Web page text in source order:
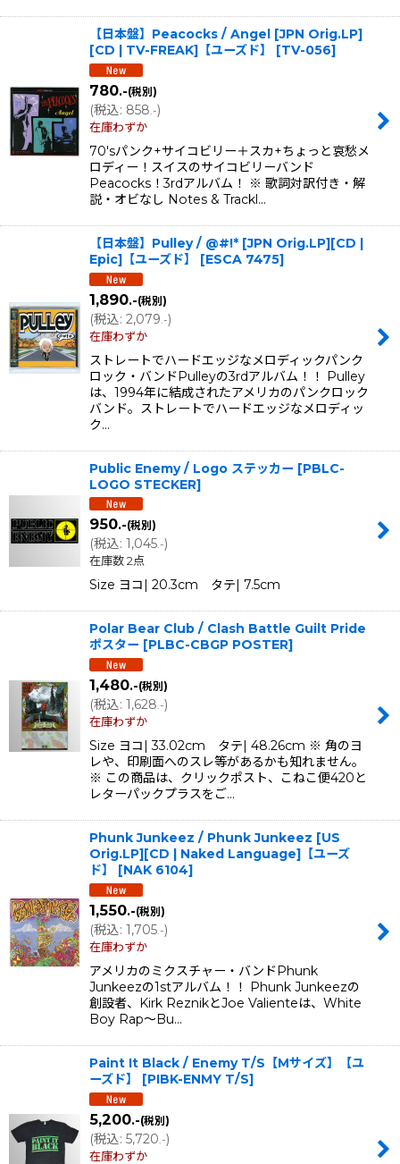
【日本盤】Peacocks / Angel [JPN Orig.LP]
[CD | TV-FREAK]【ユーズド】
[TV-056]
780.-(税別)
(税込: 858 .-)
在庫わずか
70'sパンク+サイコビリー＋スカ+ちょっと哀愁メ
ロディー！スイスのサイコビリーバンド
Peacocks！3rdアルバム！ ※ 歌詞対訳付き・解
説・オビなし Notes & Trackl…
【日本盤】Pulley / @#!* [JPN Orig.LP][CD |
Epic]【ユーズド】
[ESCA 7475]
1,890.-(税別)
(税込: 2,079 .-)
在庫わずか
ストレートでハードエッジなメロディックパンク
ロック・バンドPulleyの3rdアルバム！！ Pulley
は、1994年に結成されたアメリカのパンクロック
バンド。ストレートでハードエッジなメロディッ
ク…
Public Enemy / Logo ステッカー [PBLC-
LOGO STECKER]
950.-(税別)
(税込: 1,045.-)
在庫数 2点
Size ヨコ| 20.3cm タテ| 7.5cm
Polar Bear Club / Clash Battle Guilt Pride
ポスター [PLBC-CBGP POSTER]
1,480.-(税別)
(税込: 1,628.-)
在庫わずか
Size ヨコ| 33.02cm タテ| 48.26cm ※ 角のヨ
レや、印刷面へのスレ等があるかも知れません。
※ この商品は、クリックポスト、こねこ便420と
レターパックプラスをご…
Phunk Junkeez / Phunk Junkeez [US
Orig.LP][CD | Naked Language]【ユーズ
ド】
[NAK 6104]
1,550.-(税別)
(税込: 1,705 .-)
在庫わずか
アメリカのミクスチャー・バンドPhunk
Junkeezの1stアルバム！！ Phunk Junkeezの
創設者、Kirk ReznikとJoe Valienteは、White
Boy Rap〜Bu…
Paint It Black / Enemy T/S【Mサイズ】【ユ
ーズド】
[PIBK-ENMY T/S]
5,200.-(税別)
(税込: 5,720 .-)
在庫わずか